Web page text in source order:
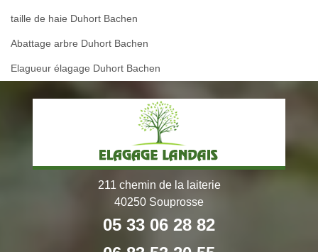
taille de haie Duhort Bachen
Abattage arbre Duhort Bachen
Elagueur élagage Duhort Bachen
211 chemin de la laiterie
40250 Souprosse
05 33 06 28 82